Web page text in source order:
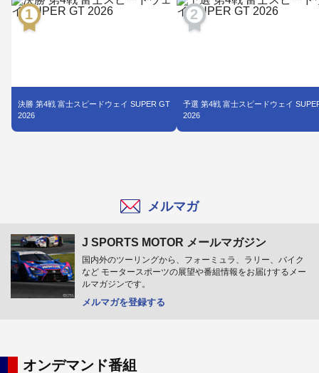
決勝 第4戦 富士スピードウェイ SUPER GT
2026
予選 第4戦 富士スピードウェイ
2026
メルマガ
J SPORTS MOTOR メールマガジン
国内外のツーリングから、フォーミュラ、ラリー、バイク
など モータースポーツの展望や番組情報をお届けするメー
ルマガジンです。
メルマガを登録する
オンデマンド番組